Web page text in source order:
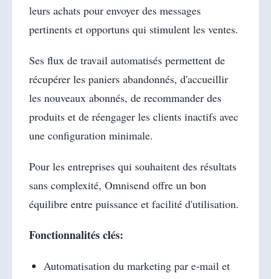
leurs achats pour envoyer des messages
pertinents et opportuns qui stimulent les ventes.
Ses flux de travail automatisés permettent de
récupérer les paniers abandonnés, d'accueillir
les nouveaux abonnés, de recommander des
produits et de réengager les clients inactifs avec
une configuration minimale.
Pour les entreprises qui souhaitent des résultats
sans complexité, Omnisend offre un bon
équilibre entre puissance et facilité d'utilisation.
Fonctionnalités clés:
Automatisation du marketing par e-mail et